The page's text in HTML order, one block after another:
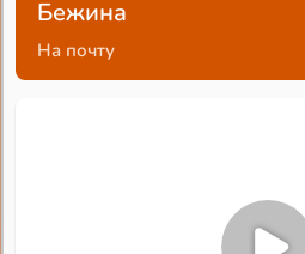
Бежина
На почту